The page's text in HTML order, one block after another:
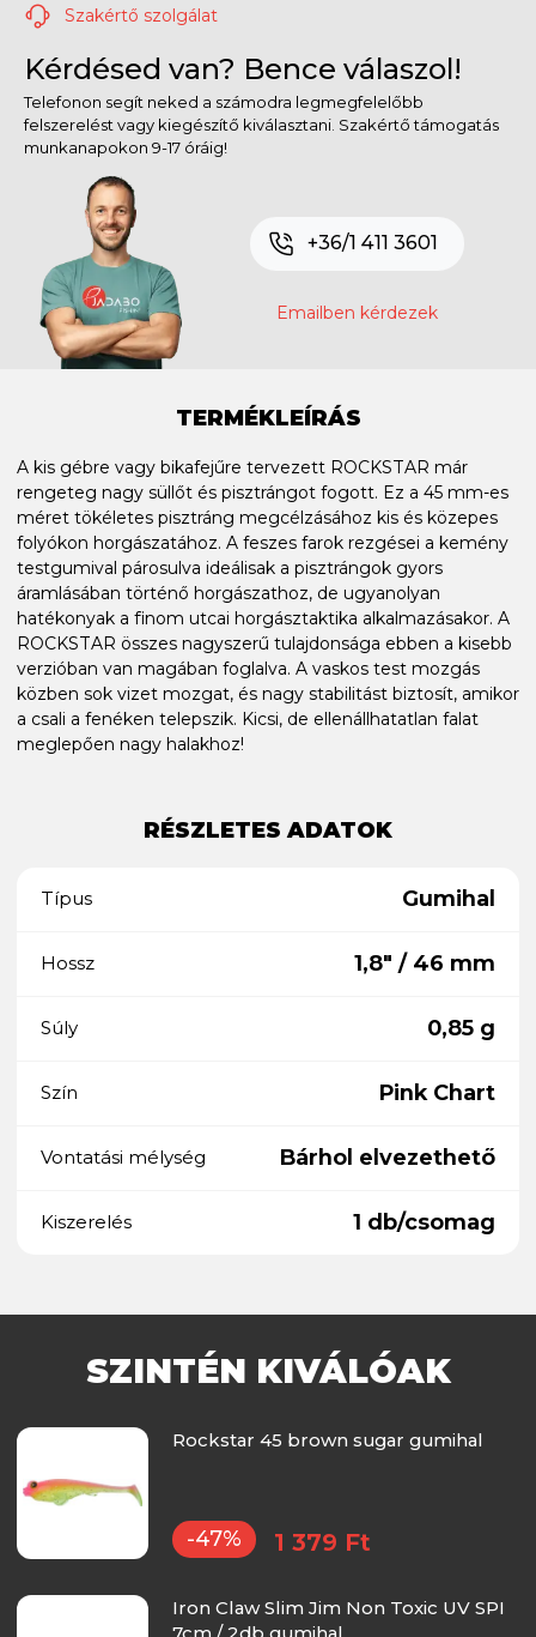
Szakértő szolgálat
Kérdésed van? Bence válaszol!
Telefonon segít neked a számodra legmegfelelőbb
felszerelést vagy kiegészítő kiválasztani. Szakértő támogatás
munkanapokon 9-17 óráig!
+36/1 411 3601
Emailben kérdezek
TERMÉKLEÍRÁS
A kis gébre vagy bikafejűre tervezett ROCKSTAR már
rengeteg nagy süllőt és pisztrángot fogott. Ez a 45 mm-es
méret tökéletes pisztráng megcélzásához kis és közepes
folyókon horgászatához. A feszes farok rezgései a kemény
testgumival párosulva ideálisak a pisztrángok gyors
áramlásában történő horgászathoz, de ugyanolyan
hatékonyak a finom utcai horgásztaktika alkalmazásakor. A
ROCKSTAR összes nagyszerű tulajdonsága ebben a kisebb
verzióban van magában foglalva. A vaskos test mozgás
közben sok vizet mozgat, és nagy stabilitást biztosít, amikor
a csali a fenéken telepszik. Kicsi, de ellenállhatatlan falat
meglepően nagy halakhoz!
RÉSZLETES ADATOK
Típus Gumihal
Hossz 1,8" / 46 mm
Súly 0,85 g
Szín Pink Chart
Vontatási mélység Bárhol elvezethető
Kiszerelés 1 db/csomag
SZINTÉN KIVÁLÓAK
Rockstar 45 brown sugar gumihal
-47% 1 379 Ft
Iron Claw Slim Jim Non Toxic UV SPI